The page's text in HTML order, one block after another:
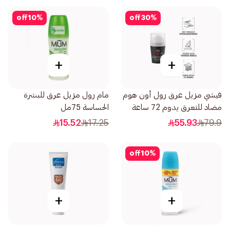
30%
off
+
فيشي مزيل عرق رول أون هوم
مضاد للتعرق يدوم 72 ساعة
للرجال 50مل
79.9
55.93
10%
off
+
مام رول مزيل عرق للبشرة
الحساسة 75مل
17.25
15.52
10%
off
+
+